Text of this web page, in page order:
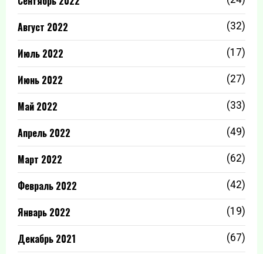
Август 2022 (32)
Июль 2022 (17)
Июнь 2022 (27)
Май 2022 (33)
Апрель 2022 (49)
Март 2022 (62)
Февраль 2022 (42)
Январь 2022 (19)
Декабрь 2021 (67)